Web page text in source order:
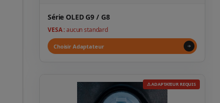
Série OLED G9 / G8
VESA :aucun standard
Choisir Adaptateur
⚠ ADAPTATEUR REQUIS